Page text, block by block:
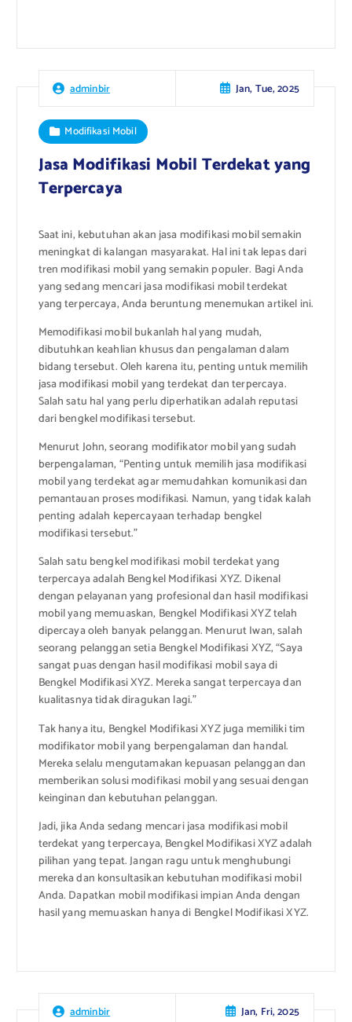
adminbir Jan, Tue, 2025
Modifikasi Mobil
Jasa Modifikasi Mobil Terdekat yang
Terpercaya
Saat ini, kebutuhan akan jasa modifikasi mobil semakin
meningkat di kalangan masyarakat. Hal ini tak lepas dari
tren modifikasi mobil yang semakin populer. Bagi Anda
yang sedang mencari jasa modifikasi mobil terdekat
yang terpercaya, Anda beruntung menemukan artikel ini.
Memodifikasi mobil bukanlah hal yang mudah,
dibutuhkan keahlian khusus dan pengalaman dalam
bidang tersebut. Oleh karena itu, penting untuk memilih
jasa modifikasi mobil yang terdekat dan terpercaya.
Salah satu hal yang perlu diperhatikan adalah reputasi
dari bengkel modifikasi tersebut.
Menurut John, seorang modifikator mobil yang sudah
berpengalaman, “Penting untuk memilih jasa modifikasi
mobil yang terdekat agar memudahkan komunikasi dan
pemantauan proses modifikasi. Namun, yang tidak kalah
penting adalah kepercayaan terhadap bengkel
modifikasi tersebut.”
Salah satu bengkel modifikasi mobil terdekat yang
terpercaya adalah Bengkel Modifikasi XYZ. Dikenal
dengan pelayanan yang profesional dan hasil modifikasi
mobil yang memuaskan, Bengkel Modifikasi XYZ telah
dipercaya oleh banyak pelanggan. Menurut Iwan, salah
seorang pelanggan setia Bengkel Modifikasi XYZ, “Saya
sangat puas dengan hasil modifikasi mobil saya di
Bengkel Modifikasi XYZ. Mereka sangat terpercaya dan
kualitasnya tidak diragukan lagi.”
Tak hanya itu, Bengkel Modifikasi XYZ juga memiliki tim
modifikator mobil yang berpengalaman dan handal.
Mereka selalu mengutamakan kepuasan pelanggan dan
memberikan solusi modifikasi mobil yang sesuai dengan
keinginan dan kebutuhan pelanggan.
Jadi, jika Anda sedang mencari jasa modifikasi mobil
terdekat yang terpercaya, Bengkel Modifikasi XYZ adalah
pilihan yang tepat. Jangan ragu untuk menghubungi
mereka dan konsultasikan kebutuhan modifikasi mobil
Anda. Dapatkan mobil modifikasi impian Anda dengan
hasil yang memuaskan hanya di Bengkel Modifikasi XYZ.
adminbir Jan, Fri, 2025